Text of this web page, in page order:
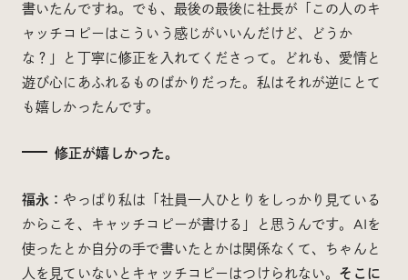
書いたんですね。でも、最後の最後に社長が「この人のキ
ャッチコピーはこういう感じがいいんだけど、どうか
な？」と丁寧に修正を入れてくださって。どれも、愛情と
遊び心にあふれるものばかりだった。私はそれが逆にとて
も嬉しかったんです。
修正が嬉しかった。
福永： やっぱり私は「社員一人ひとりをしっかり見ている
からこそ、キャッチコピーが書ける」と思うんです。AIを
使ったとか自分の手で書いたとかは関係なくて、ちゃんと
人を見ていないとキャッチコピーはつけられない。 そこに